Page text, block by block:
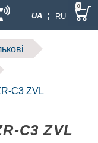
UA ¦ RU
0
C3 ZVL
C3 ZVL